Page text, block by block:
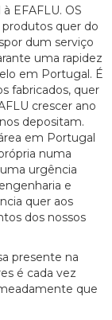
EFAFLU. OS
produtos quer do
dum serviço
uma rapidez
em Portugal. É
fabricados, quer
crescer ano
depositam.
em Portugal
numa
urgência
e
quer aos
dos nossos
presente na
é cada vez
que